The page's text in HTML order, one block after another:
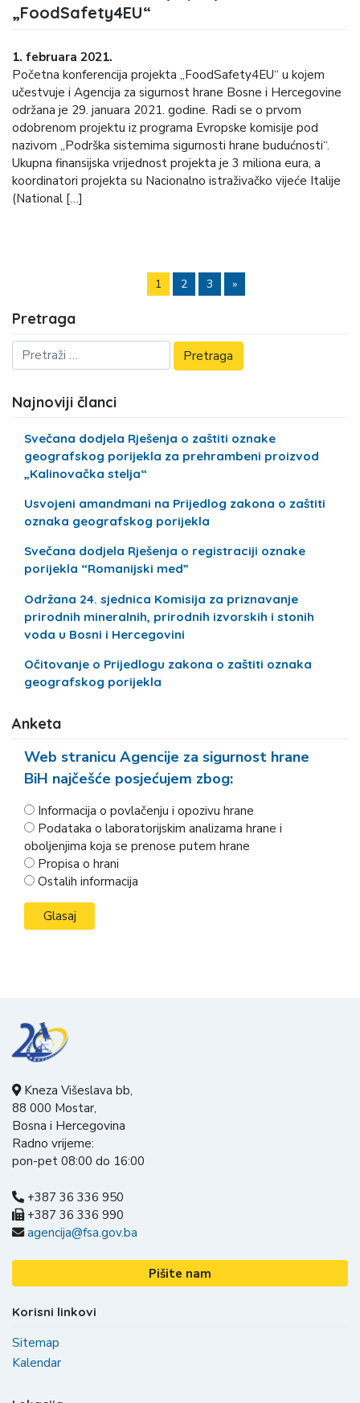
„FoodSafety4EU“
1. februara 2021.
Početna konferencija projekta „FoodSafety4EU“ u kojem
učestvuje i Agencija za sigurnost hrane Bosne i Hercegovine
održana je 29. januara 2021. godine. Radi se o prvom
odobrenom projektu iz programa Evropske komisije pod
nazivom „Podrška sistemima sigurnosti hrane budućnosti“.
Ukupna finansijska vrijednost projekta je 3 miliona eura, a
koordinatori projekta su Nacionalno istraživačko vijeće Italije
(National […]
1 2 3 »
Pretraga
Najnoviji članci
Svečana dodjela Rješenja o zaštiti oznake
geografskog porijekla za prehrambeni proizvod
„Kalinovačka stelja“
Usvojeni amandmani na Prijedlog zakona o zaštiti
oznaka geografskog porijekla
Svečana dodjela Rješenja o registraciji oznake
porijekla “Romanijski med”
Održana 24. sjednica Komisija za priznavanje
prirodnih mineralnih, prirodnih izvorskih i stonih
voda u Bosni i Hercegovini
Očitovanje o Prijedlogu zakona o zaštiti oznaka
geografskog porijekla
Anketa
Web stranicu Agencije za sigurnost hrane
BiH najčešće posjećujem zbog:
Informacija o povlačenju i opozivu hrane
Podataka o laboratorijskim analizama hrane i
oboljenjima koja se prenose putem hrane
Propisa o hrani
Ostalih informacija
Kneza Višeslava bb,
88 000 Mostar,
Bosna i Hercegovina
Radno vrijeme:
pon-pet 08:00 do 16:00
+387 36 336 950
+387 36 336 990
agencija@fsa.gov.ba
Pišite nam
Korisni linkovi
Sitemap
Kalendar